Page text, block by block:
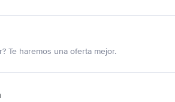
Te haremos una oferta mejor.